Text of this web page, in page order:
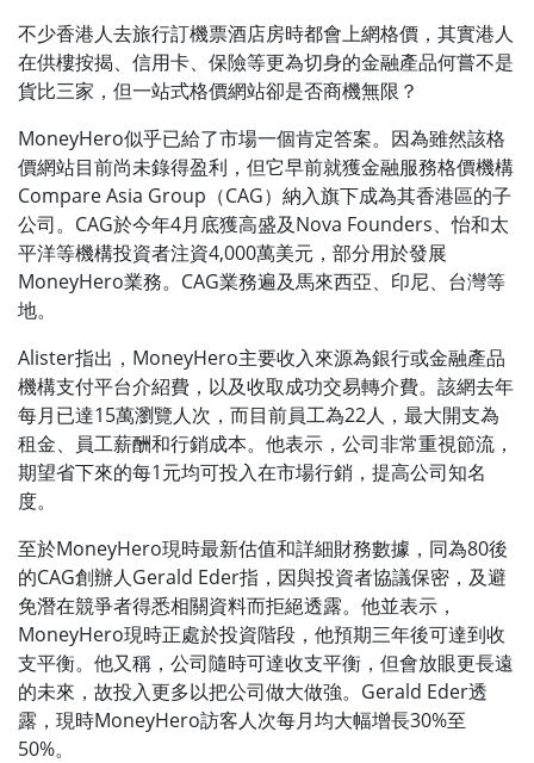
不少香港人去旅行訂機票酒店房時都會上網格價，其實港人
在供樓按揭、信用卡、保險等更為切身的金融產品何嘗不是
貨比三家，但一站式格價網站卻是否商機無限？
MoneyHero似乎已給了市場一個肯定答案。因為雖然該格
價網站目前尚未錄得盈利，但它早前就獲金融服務格價機構
Compare Asia Group（CAG）納入旗下成為其香港區的子
公司。CAG於今年4月底獲高盛及Nova Founders、怡和太
平洋等機構投資者注資4,000萬美元，部分用於發展
MoneyHero業務。CAG業務遍及馬來西亞、印尼、台灣等
地。
Alister指出，MoneyHero主要收入來源為銀行或金融產品
機構支付平台介紹費，以及收取成功交易轉介費。該網去年
每月已達15萬瀏覽人次，而目前員工為22人，最大開支為
租金、員工薪酬和行銷成本。他表示，公司非常重視節流，
期望省下來的每1元均可投入在市場行銷，提高公司知名
度。
至於MoneyHero現時最新估值和詳細財務數據，同為80後
的CAG創辦人Gerald Eder指，因與投資者協議保密，及避
免潛在競爭者得悉相關資料而拒絕透露。他並表示，
MoneyHero現時正處於投資階段，他預期三年後可達到收
支平衡。他又稱，公司隨時可達收支平衡，但會放眼更長遠
的未來，故投入更多以把公司做大做強。Gerald Eder透
露，現時MoneyHero訪客人次每月均大幅增長30%至
50%。